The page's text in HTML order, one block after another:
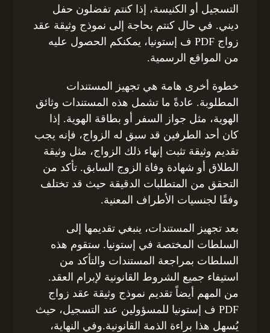
التسجيل أو الكنيسة، إذا كنتم تفضلون حفل
ديني. في حال كنتم بحاجة إلى نموذج وثيقة عقد
زواج PDF ف إستونيا، يمكنكم الحصول عليه
من المواقع الرسمية.
خطوة أخرى هامة هي تجهيز المستندات
المطلوبة. عادةً ما تشمل هذه المستندات وثائق
الهوية، مثل جواز السفر أو بطاقة الهوية. إذا
كان أحد الطرفين قد سبق له الزواج، فإنه يجب
تقديم وثيقة تثبت إنهاء ذلك الزواج، مثل وثيقة
الطلاق أو شهادة وفاة الزوج السابق. تأكد من
التحقق من المتطلبات الدقيقة حيث قد تختلف
وفقًا لجنسيات الأطراف المعنية.
بعد تجهيز المستندات، ينبغي تقديمها إلى
السلطات المختصة في إستونيا. ستقوم هذه
السلطات بمراجعة المستندات والتأكد من
استيفاء جميع الشروط القانونية لإبرام العقد.
من المهم أيضاً تقديم نموذج وثيقة عقد زواج
PDF ف إستونيا للمسؤولين عند التسجيل، حيث
يُسهل هذا براءة الذمة القانونية.وفي النهاية،